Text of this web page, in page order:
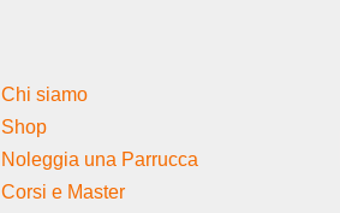
Chi siamo
Shop
Noleggia una Parrucca
Corsi e Master